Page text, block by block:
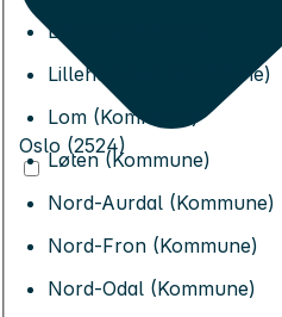
Lesja (Kommune)
Lillehammer (Kommune)
Lom (Kommune)
Løten (Kommune)
Nord-Aurdal (Kommune)
Nord-Fron (Kommune)
Nord-Odal (Kommune)
Oslo (2524)